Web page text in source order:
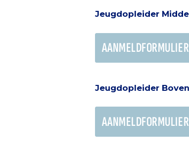
Jeugdopleider
AANMELDFORMULIER
Jeugdopleider
AANMELDFORMULIER